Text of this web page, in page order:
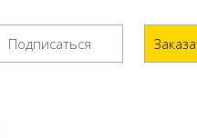
Подписаться